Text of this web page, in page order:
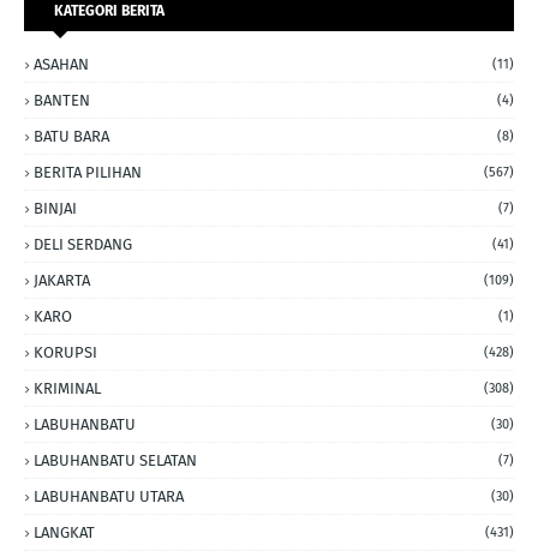
KATEGORI BERITA
ASAHAN (11)
BANTEN (4)
BATU BARA (8)
BERITA PILIHAN (567)
BINJAI (7)
DELI SERDANG (41)
JAKARTA (109)
KARO (1)
KORUPSI (428)
KRIMINAL (308)
LABUHANBATU (30)
LABUHANBATU SELATAN (7)
LABUHANBATU UTARA (30)
LANGKAT (431)